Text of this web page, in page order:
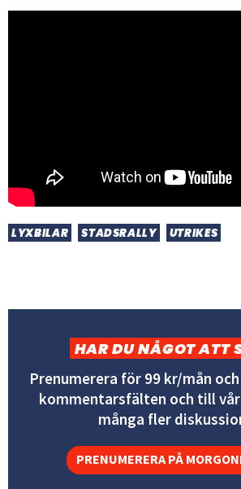
LYXBILAR STADSRALLY UTRIKES
HAR DU NÅGOT ATT
Prenumerera för 99 kr/mån
kommentarsfälten och till
många fler
PRENUMERERA PÅ